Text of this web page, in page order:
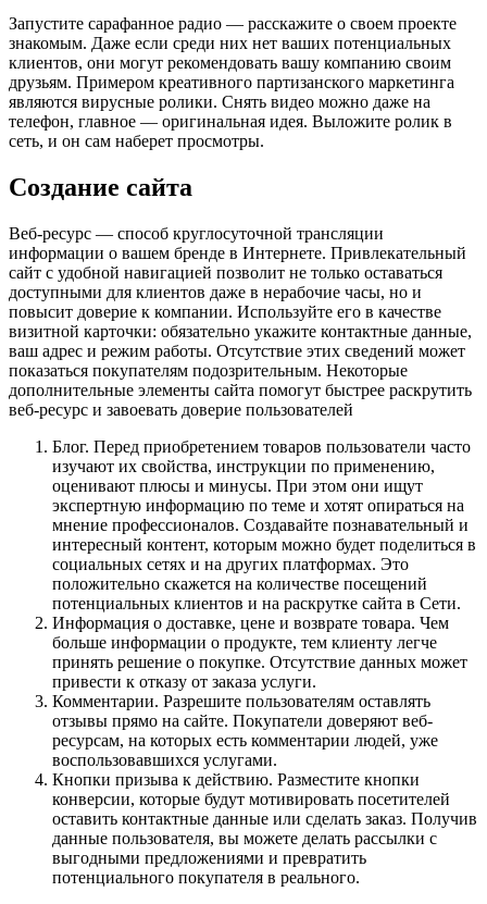
Запустите сарафанное радио — расскажите о своем проекте
знакомым. Даже если среди них нет ваших потенциальных
клиентов, они могут рекомендовать вашу компанию своим
друзьям. Примером креативного партизанского маркетинга
являются вирусные ролики. Снять видео можно даже на
телефон, главное — оригинальная идея. Выложите ролик в
сеть, и он сам наберет просмотры.
Создание сайта
Веб-ресурс — способ круглосуточной трансляции
информации о вашем бренде в Интернете. Привлекательный
сайт с удобной навигацией позволит не только оставаться
доступными для клиентов даже в нерабочие часы, но и
повысит доверие к компании. Используйте его в качестве
визитной карточки: обязательно укажите контактные данные,
ваш адрес и режим работы. Отсутствие этих сведений может
показаться покупателям подозрительным. Некоторые
дополнительные элементы сайта помогут быстрее раскрутить
веб-ресурс и завоевать доверие пользователей
Блог. Перед приобретением товаров пользователи часто
изучают их свойства, инструкции по применению,
оценивают плюсы и минусы. При этом они ищут
экспертную информацию по теме и хотят опираться на
мнение профессионалов. Создавайте познавательный и
интересный контент, которым можно будет поделиться в
социальных сетях и на других платформах. Это
положительно скажется на количестве посещений
потенциальных клиентов и на раскрутке сайта в Сети.
Информация о доставке, цене и возврате товара. Чем
больше информации о продукте, тем клиенту легче
принять решение о покупке. Отсутствие данных может
привести к отказу от заказа услуги.
Комментарии. Разрешите пользователям оставлять
отзывы прямо на сайте. Покупатели доверяют веб-
ресурсам, на которых есть комментарии людей, уже
воспользовавшихся услугами.
Кнопки призыва к действию. Разместите кнопки
конверсии, которые будут мотивировать посетителей
оставить контактные данные или сделать заказ. Получив
данные пользователя, вы можете делать рассылки с
выгодными предложениями и превратить
потенциального покупателя в реального.